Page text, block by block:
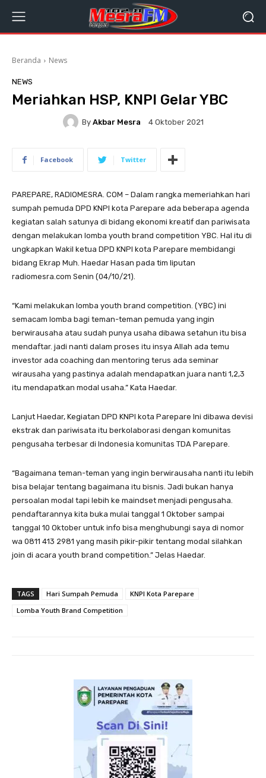
Beranda News
NEWS
Meriahkan HSP, KNPI Gelar YBC
By Akbar Mesra 4 Oktober 2021
Facebook Twitter
PAREPARE, RADIOMESRA. COM – Dalam rangka memeriahkan hari
sumpah pemuda DPD KNPI kota Parepare ada beberapa agenda
kegiatan salah satunya di bidang ekonomi kreatif dan pariwisata
dengan melakukan lomba youth brand competition YBC. Hal itu di
ungkapkan Wakil ketua DPD KNPI kota Parepare membidangi
bidang Ekrap Muh. Haedar Hasan pada tim liputan
radiomesra.com Senin (04/10/21).
“Kami melakukan lomba youth brand competition. (YBC) ini
semacam lomba bagi teman-teman pemuda yang ingin
berwirausaha atau sudah punya usaha dibawa setahun itu bisa
mendaftar. jadi nanti dalam proses itu insya Allah ada temu
investor ada coaching dan mentoring terus ada seminar
wirausaha yang pastinya adalah mendapatkan juara nanti 1,2,3
itu mendapatkan modal usaha.” Kata Haedar.
Lanjut Haedar, Kegiatan DPD KNPI kota Parepare Ini dibawa devisi
ekstrak dan pariwisata itu berkolaborasi dengan komunitas
pengusaha terbesar di Indonesia komunitas TDA Parepare.
“Bagaimana teman-teman yang ingin berwirausaha nanti itu lebih
bisa belajar tentang bagaimana itu bisnis. Jadi bukan hanya
persoalan modal tapi lebih ke maindset menjadi pengusaha.
pendaftarannya kita buka mulai tanggal 1 Oktober sampai
tanggal 10 Oktober untuk info bisa menghubungi saya di nomor
wa 0811 413 2981 yang masih pikir-pikir tentang modal silahkan
join di acara youth brand competition.” Jelas Haedar.
TAGS Hari Sumpah Pemuda
KNPI Kota Parepare
Lomba Youth Brand Competition